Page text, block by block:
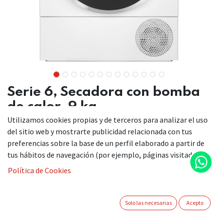
Serie 6, Secadora con bomba
de calor, 9 kg
WQH246B0ES
La tencología de bomba de calor con condensador
autolimpiante permite un secado cuidadoso, eficiente y
Utilizamos cookies propias y de terceros para analizar el uso
del sitio web y mostrarte publicidad relacionada con tus
preferencias sobre la base de un perfil elaborado a partir de
tus hábitos de navegación (por ejemplo, páginas visitadas).
Política de Cookies
Solo las necesarias Acepto